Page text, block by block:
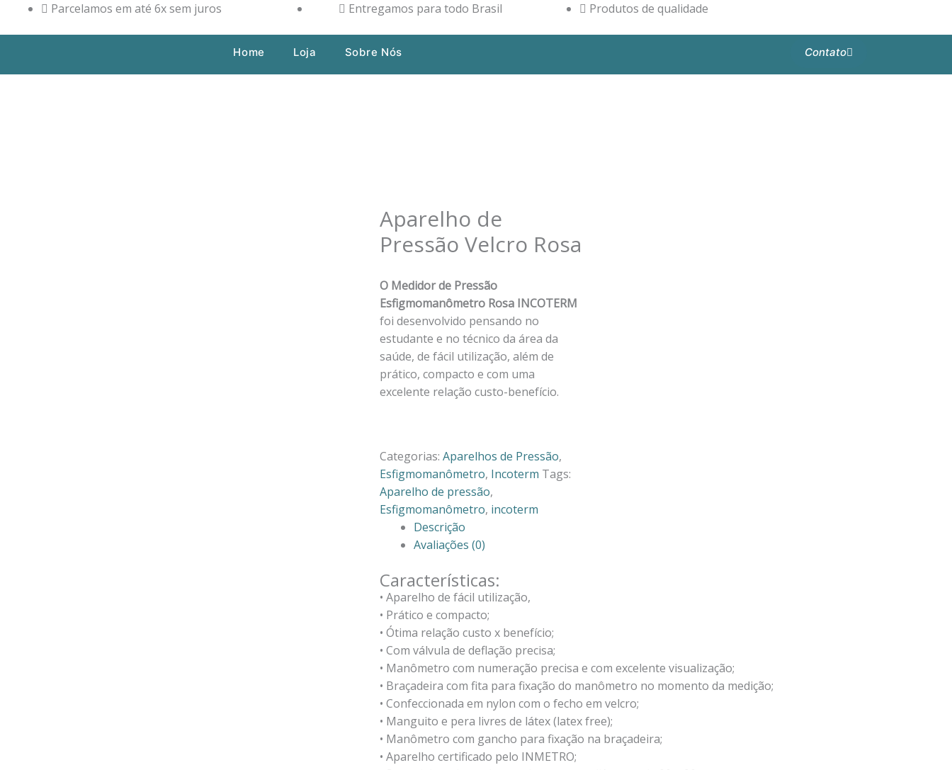
Parcelamos em até 6x sem juros Entregamos para todo Brasil Produtos de qualidade
Home Loja Sobre Nós Contato
Aparelho de
Pressão Velcro Rosa
O Medidor de Pressão
Esfigmomanômetro Rosa INCOTERM
foi desenvolvido pensando no
estudante e no técnico da área da
saúde, de fácil utilização, além de
prático, compacto e com uma
excelente relação custo-benefício.
Categorias: Aparelhos de Pressão,
Esfigmomanômetro, Incoterm Tags:
Aparelho de pressão,
Esfigmomanômetro, incoterm
Descrição
Avaliações (0)
Características:
• Aparelho de fácil utilização,
• Prático e compacto;
• Ótima relação custo x benefício;
• Com válvula de deflação precisa;
• Manômetro com numeração precisa e com excelente visualização;
• Braçadeira com fita para fixação do manômetro no momento da medição;
• Confeccionada em nylon com o fecho em velcro;
• Manguito e pera livres de látex (latex free);
• Manômetro com gancho para fixação na braçadeira;
• Aparelho certificado pelo INMETRO;